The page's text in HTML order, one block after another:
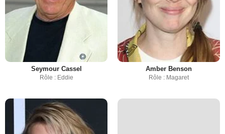
Seymour Cassel
Rôle : Eddie
Amber Benson
Rôle : Magaret